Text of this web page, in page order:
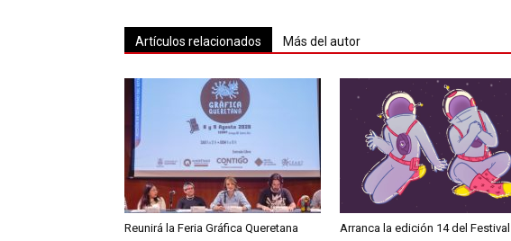
Artículos relacionados Más del autor
Reunirá la Feria Gráfica Queretana
Arranca la edición 14 del Festival